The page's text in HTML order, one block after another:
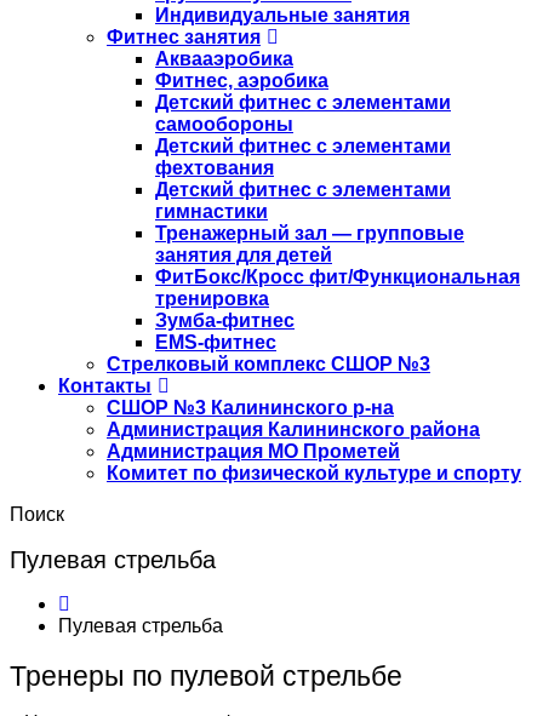
Индивидуальные занятия
Фитнес занятия
Аквааэробика
Фитнес, аэробика
Детский фитнес с элементами
самообороны
Детский фитнес с элементами
фехтования
Детский фитнес с элементами
гимнастики
Тренажерный зал — групповые
занятия для детей
ФитБокс/Кросс фит/Функциональная
тренировка
Зумба-фитнес
EMS-фитнес
Стрелковый комплекс СШОР №3
Контакты
СШОР №3 Калининского р-на
Администрация Калининского района
Администрация МО Прометей
Комитет по физической культуре и спорту
Поиск
Пулевая стрельба
Пулевая стрельба
Тренеры по пулевой стрельбе